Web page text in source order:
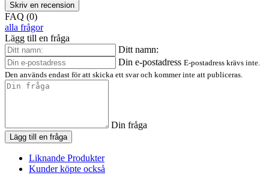
Skriv en recension
FAQ (0)
alla frågor
Lägg till en fråga
Ditt namn:
Din e-postadress E-postadress krävs inte.
Den används endast för att skicka ett svar och kommer inte att publiceras.
Din fråga
Lägg till en fråga
Liknande Produkter
Kunder köpte också